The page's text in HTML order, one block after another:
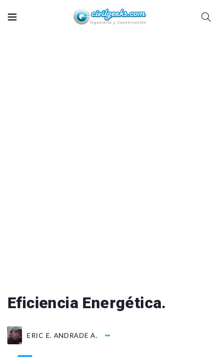
Eficiencia Energética.
ERIC E. ANDRADE A.